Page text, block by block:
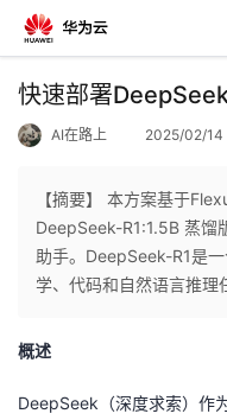
返
个
人
主
我
的
快速部署
AI在路上 2025/02/14
【摘要】 本方案基于
DeepSeek-R1:1.5B 蒸馏
助手。DeepSeek-R1是
学、代码和自然语言推理
概述
DeepSeek（深度求索）作